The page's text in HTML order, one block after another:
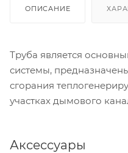
ОПИСАНИЕ
Труба является
системы,
сгорания
участках дымового
Аксессуары